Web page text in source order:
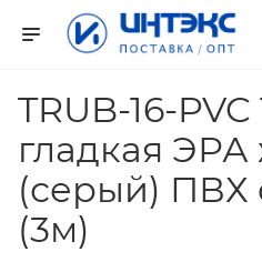
TRUB-16-
гладкая ЭРА
(серый) ПВХ
(3м)